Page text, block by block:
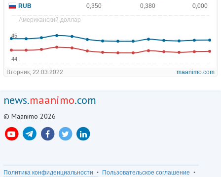
news.maanimo.com
© Maanimo 2026
Политика конфиденциальности Пользовательское соглашение